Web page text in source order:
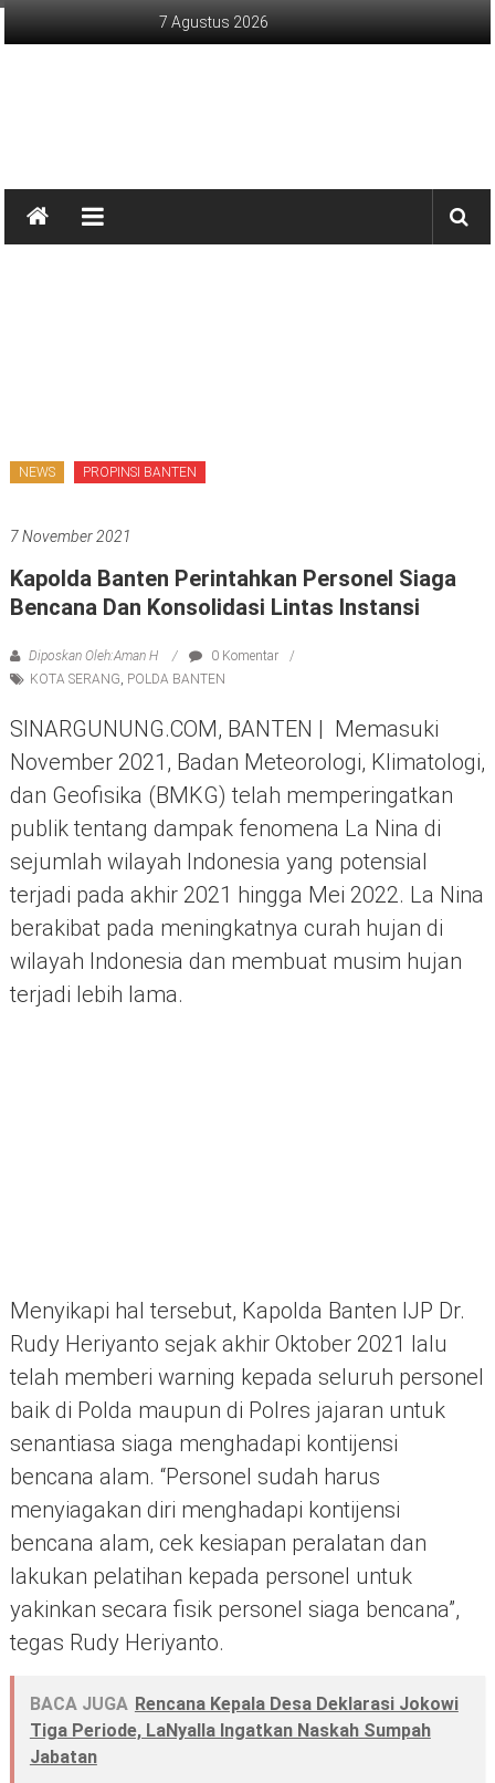
Lompat
7 Agustus 2026
jujur
terpercaya
NEWS PROPINSI BANTEN
7 November 2021
Kapolda Banten Perintahkan Personel Siaga
Bencana Dan Konsolidasi Lintas Instansi
Diposkan Oleh:Aman H
0 Komentar
KOTA SERANG POLDA BANTEN
SINARGUNUNG.COM, BANTEN | Memasuki
November 2021, Badan Meteorologi, Klimatologi,
dan Geofisika (BMKG) telah memperingatkan
publik tentang dampak fenomena La Nina di
sejumlah wilayah Indonesia yang potensial
terjadi pada akhir 2021 hingga Mei 2022. La Nina
berakibat pada meningkatnya curah hujan di
wilayah Indonesia dan membuat musim hujan
terjadi lebih lama.
Menyikapi hal tersebut, Kapolda Banten IJP Dr.
Rudy Heriyanto sejak akhir Oktober 2021 lalu
telah memberi warning kepada seluruh personel
baik di Polda maupun di Polres jajaran untuk
senantiasa siaga menghadapi kontijensi
bencana alam. “Personel sudah harus
menyiagakan diri menghadapi kontijensi
bencana alam, cek kesiapan peralatan dan
lakukan pelatihan kepada personel untuk
yakinkan secara fisik personel siaga bencana”,
tegas Rudy Heriyanto.
BACA JUGA Rencana Kepala Desa Deklarasi Jokowi
Tiga Periode, LaNyalla Ingatkan Naskah Sumpah
Jabatan